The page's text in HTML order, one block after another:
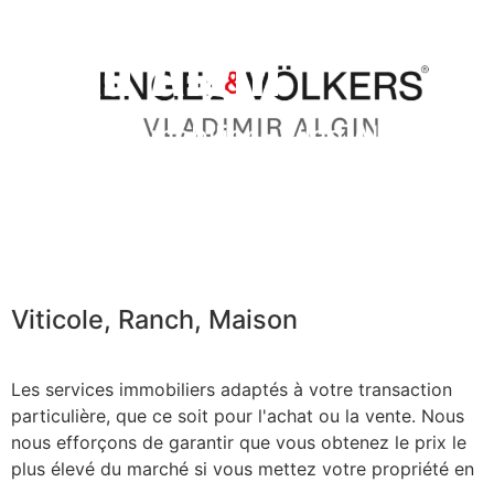
Vlad Algin
Agent immobilier - Vlad Algin
Viticole, Ranch, Maison
Les services immobiliers adaptés à votre transaction
particulière, que ce soit pour l'achat ou la vente. Nous
nous efforçons de garantir que vous obtenez le prix le
plus élevé du marché si vous mettez votre propriété en